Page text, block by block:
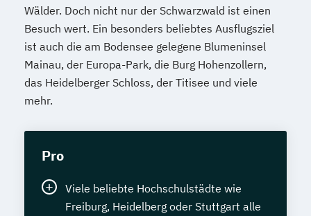
Wälder. Doch nicht nur der Schwarzwald ist einen
Besuch wert. Ein besonders beliebtes Ausflugsziel
ist auch die am Bodensee gelegene Blumeninsel
Mainau, der Europa-Park, die Burg Hohenzollern,
das Heidelberger Schloss, der Titisee und viele
mehr.
Pro
Viele beliebte Hochschulstädte wie
Freiburg, Heidelberg oder Stuttgart alle